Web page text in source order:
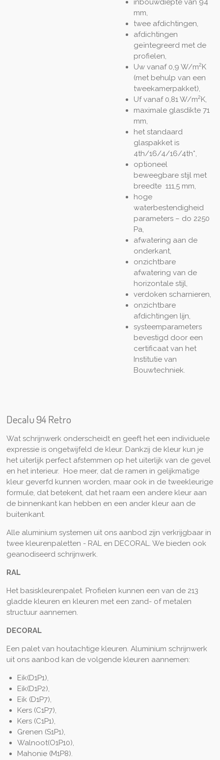
inbouwdiepte van 94
mm,
twee afdichtingen,
afdichtingen
geïntegreerd met de
profielen,
Uw vanaf 0,9 W/m2K
(met behulp van een
tweekamerpakket),
Uf vanaf 0,81 W/m2K,
maximale glasdikte 71
mm,
het standaard
glaspakket is
4th/16/4/16/4th*,
optioneel
beweegbare stijl met
breedte 111,5 mm,
hoge
waterbestendigheid
parameters – do 2250
Pa,
afwatering aan de
onderkant,
onzichtbare
afwatering van de
horizontale stijl,
verdoken scharnieren,
onzichtbare
afdichtingen lijn,
systeemparameters
bevestigd door een
certificaat van het
Institutie van
Bouwtechniek.
Decalu 94 Retro
Wat schrijnwerk onderscheidt en geeft het een individuele
expressie is ongetwijfeld de kleur. Dankzij de kleur kun je
het uiterlijk perfect afstemmen op het uiterlijk van de gevel
en het interieur. Hoe meer, dat de ramen in gelijkmatige
kleur geverfd kunnen worden, maar ook in de tweekleurige
formule, dat betekent, dat het raam een andere kleur aan
de binnenkant kan hebben en een ander kleur aan de
buitenkant.
Alle aluminium systemen uit ons aanbod zijn verkrijgbaar in
twee kleurenpaletten - RAL en DECORAL. We bieden ook
geanodiseerd schrijnwerk.
RAL
Het basiskleurenpalet. Profielen kunnen een van de 213
gladde kleuren en kleuren met een zand- of metalen
structuur aannemen.
DECORAL
Een palet van houtachtige kleuren. Aluminium schrijnwerk
uit ons aanbod kan de volgende kleuren aannemen:
Eik(D1P1),
Eik(D1P2),
Eik (D1P7),
Kers (C1P7),
Kers (C1P1),
Grenen (S1P1),
Walnoot(O1P10),
Mahonie (M1P8).